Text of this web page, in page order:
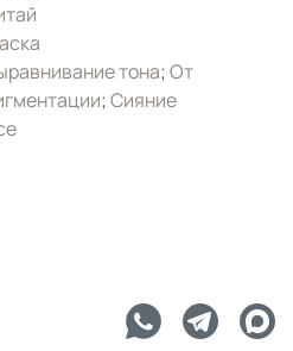
тона;От
;Сияние